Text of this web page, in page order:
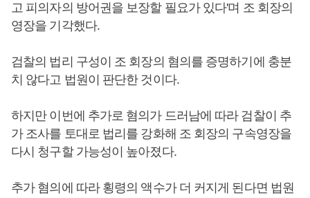
고 피의자의 방어권을 보장할 필요가 있다'며 조 회장의
영장을 기각했다.
검찰의 법리 구성이 조 회장의 혐의를 증명하기에 충분
치 않다고 법원이 판단한 것이다.
하지만 이번에 추가로 혐의가 드러남에 따라 검찰이 추
가 조사를 토대로 법리를 강화해 조 회장의 구속영장을
다시 청구할 가능성이 높아졌다.
추가 혐의에 따라 횡령의 액수가 더 커지게 된다면 법원